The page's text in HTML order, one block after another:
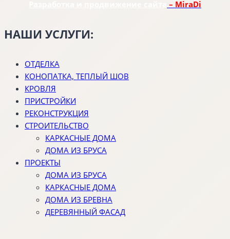
– MiraDi
НАШИ УСЛУГИ:
ОТДЕЛКА
КОНОПАТКА, ТЕПЛЫЙ ШОВ
КРОВЛЯ
ПРИСТРОЙКИ
РЕКОНСТРУКЦИЯ
СТРОИТЕЛЬСТВО
КАРКАСНЫЕ ДОМА
ДОМА ИЗ БРУСА
ПРОЕКТЫ
ДОМА ИЗ БРУСА
КАРКАСНЫЕ ДОМА
ДОМА ИЗ БРЕВНА
ДЕРЕВЯННЫЙ ФАСАД